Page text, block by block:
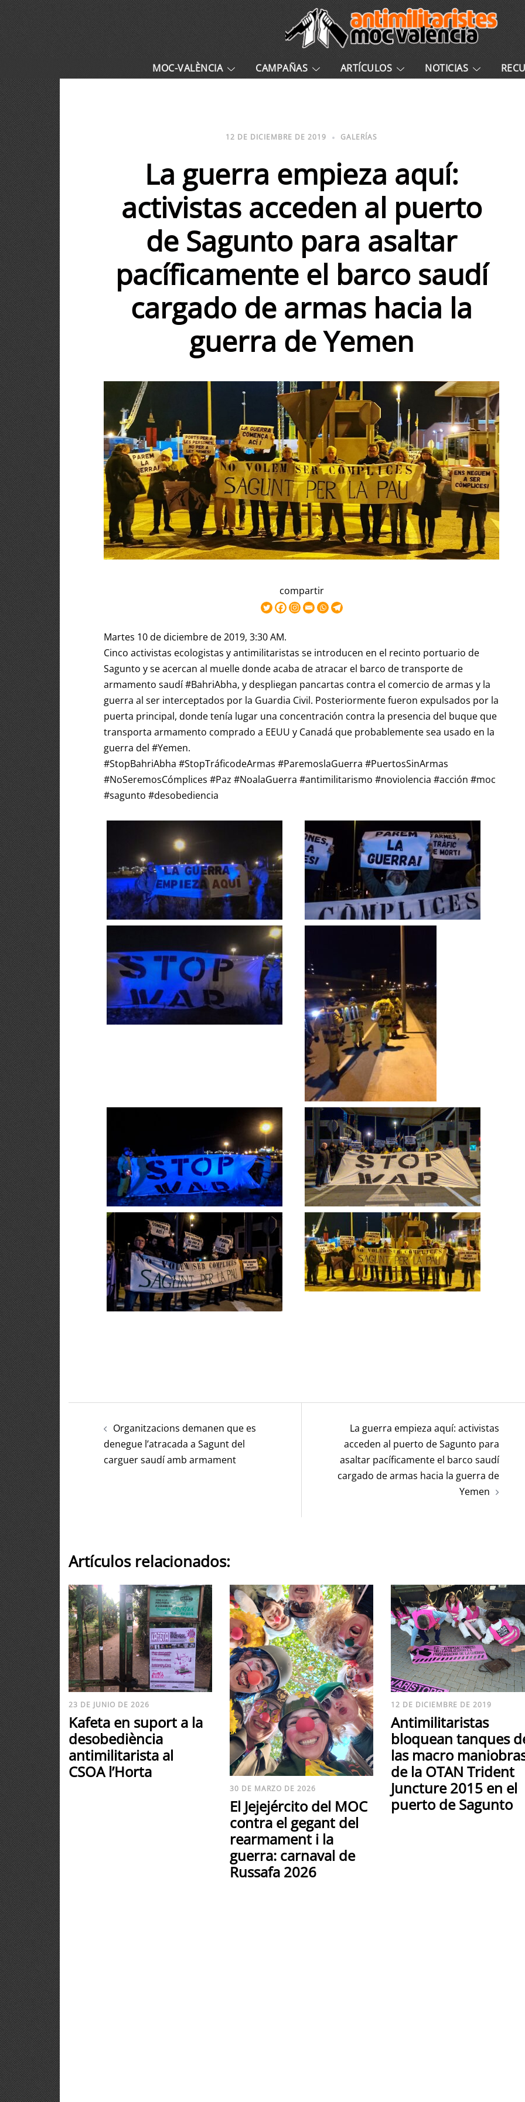
MOC-VALÈNCIA CAMPAÑAS ARTÍCULOS NOTICIAS
12 DE DICIEMBRE DE 2019 GALERÍAS
La guerra empieza aquí:
activistas acceden al puerto
de Sagunto para asaltar
pacíficamente el barco saudí
cargado de armas hacia la
guerra de Yemen
compartir
Martes 10 de diciembre de 2019, 3:30 AM.
Cinco activistas ecologistas y antimilitaristas se introducen en el recinto portuario de
Sagunto y se acercan al muelle donde acaba de atracar el barco de transporte de
armamento saudí #BahriAbha, y despliegan pancartas contra el comercio de armas y la
guerra al ser interceptados por la Guardia Civil. Posteriormente fueron expulsados por la
puerta principal, donde tenía lugar una concentración contra la presencia del buque que
transporta armamento comprado a EEUU y Canadá que probablemente sea usado en la
guerra del #Yemen.
#StopBahriAbha #StopTráficodeArmas #ParemoslaGuerra #PuertosSinArmas
#NoSeremosCómplices #Paz #NoalaGuerra #antimilitarismo #noviolencia #acción #moc
#sagunto #desobediencia
Organitzacions demanen que es
denegue l’atracada a Sagunt del
carguer saudí amb armament
La guerra empieza aquí: activistas
acceden al puerto de Sagunto para
asaltar pacíficamente el barco saudí
cargado de armas hacia la guerra de
Yemen
Artículos relacionados:
23 DE JUNIO DE 2026
Kafeta en suport a la
desobediència
antimilitarista al
CSOA l’Horta
30 DE MARZO DE 2026
El Jejejército del MOC
contra el gegant del
rearmament i la
guerra: carnaval de
Russafa 2026
12 DE DICIEMBRE DE 2019
Antimilitaristas
bloquean tanques
las macro
de la OTAN Trident
Juncture 2015 en el
puerto de Sagunto